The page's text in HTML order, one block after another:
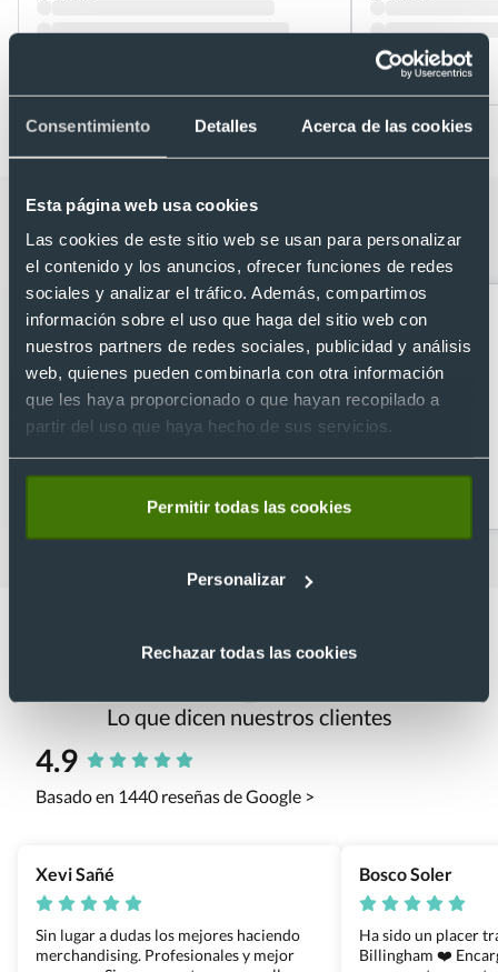
Consentimiento Detalles Acerca de las cookies
Esta página web usa cookies
Las cookies de este sitio web se usan para personalizar
el contenido y los anuncios, ofrecer funciones de redes
sociales y analizar el tráfico. Además, compartimos
información sobre el uso que haga del sitio web con
nuestros partners de redes sociales, publicidad y análisis
web, quienes pueden combinarla con otra información
que les haya proporcionado o que hayan recopilado a
partir del uso que haya hecho de sus servicios.
Permitir todas las cookies
Personalizar
Rechazar todas las cookies
Desde 0,48 €
Categorías relacionadas con
Portadocumentos sencillo
Accesorios de viaje
Bandoleras
personalizadas
Lo que dicen nuestros clientes
4.9
Basado en 1440 reseñas de Google >
Xevi Sañé
Sin lugar a dudas los mejores haciendo
merchandising. Profesionales y mejor
Bosco Soler
Ha sido un placer
Billingham ❤️